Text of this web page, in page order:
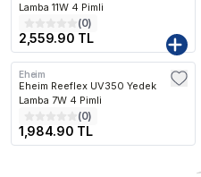
Lamba 11W 4 Pimli
(0)
2,559.90 TL
Kargo Bedava
Eheim
Eheim Reeflex UV350 Yedek
Lamba 7W 4 Pimli
(0)
1,984.90 TL